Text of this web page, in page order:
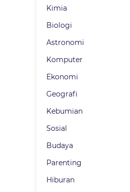
Kimia
Biologi
Astronomi
Komputer
Ekonomi
Geografi
Kebumian
Sosial
Budaya
Parenting
Hiburan